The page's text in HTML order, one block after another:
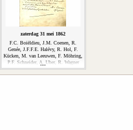
zaterdag 31 mei 1862
F.C. Boiëldieu, J.M. Coenen, R.
Genée, J.F.F.E. Halévy, R. Hol, F.
Kücken, M. van Leeuwen, F. Möhring,
P.F. Schneider, A. Uber, R. Wagner